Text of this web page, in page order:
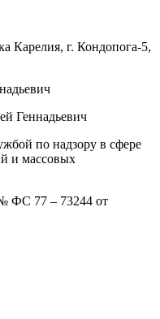
Карелия, г. Кондопога-5,
Геннадьевич
по надзору в сфере
и массовых
ФС 77 – 73244 от